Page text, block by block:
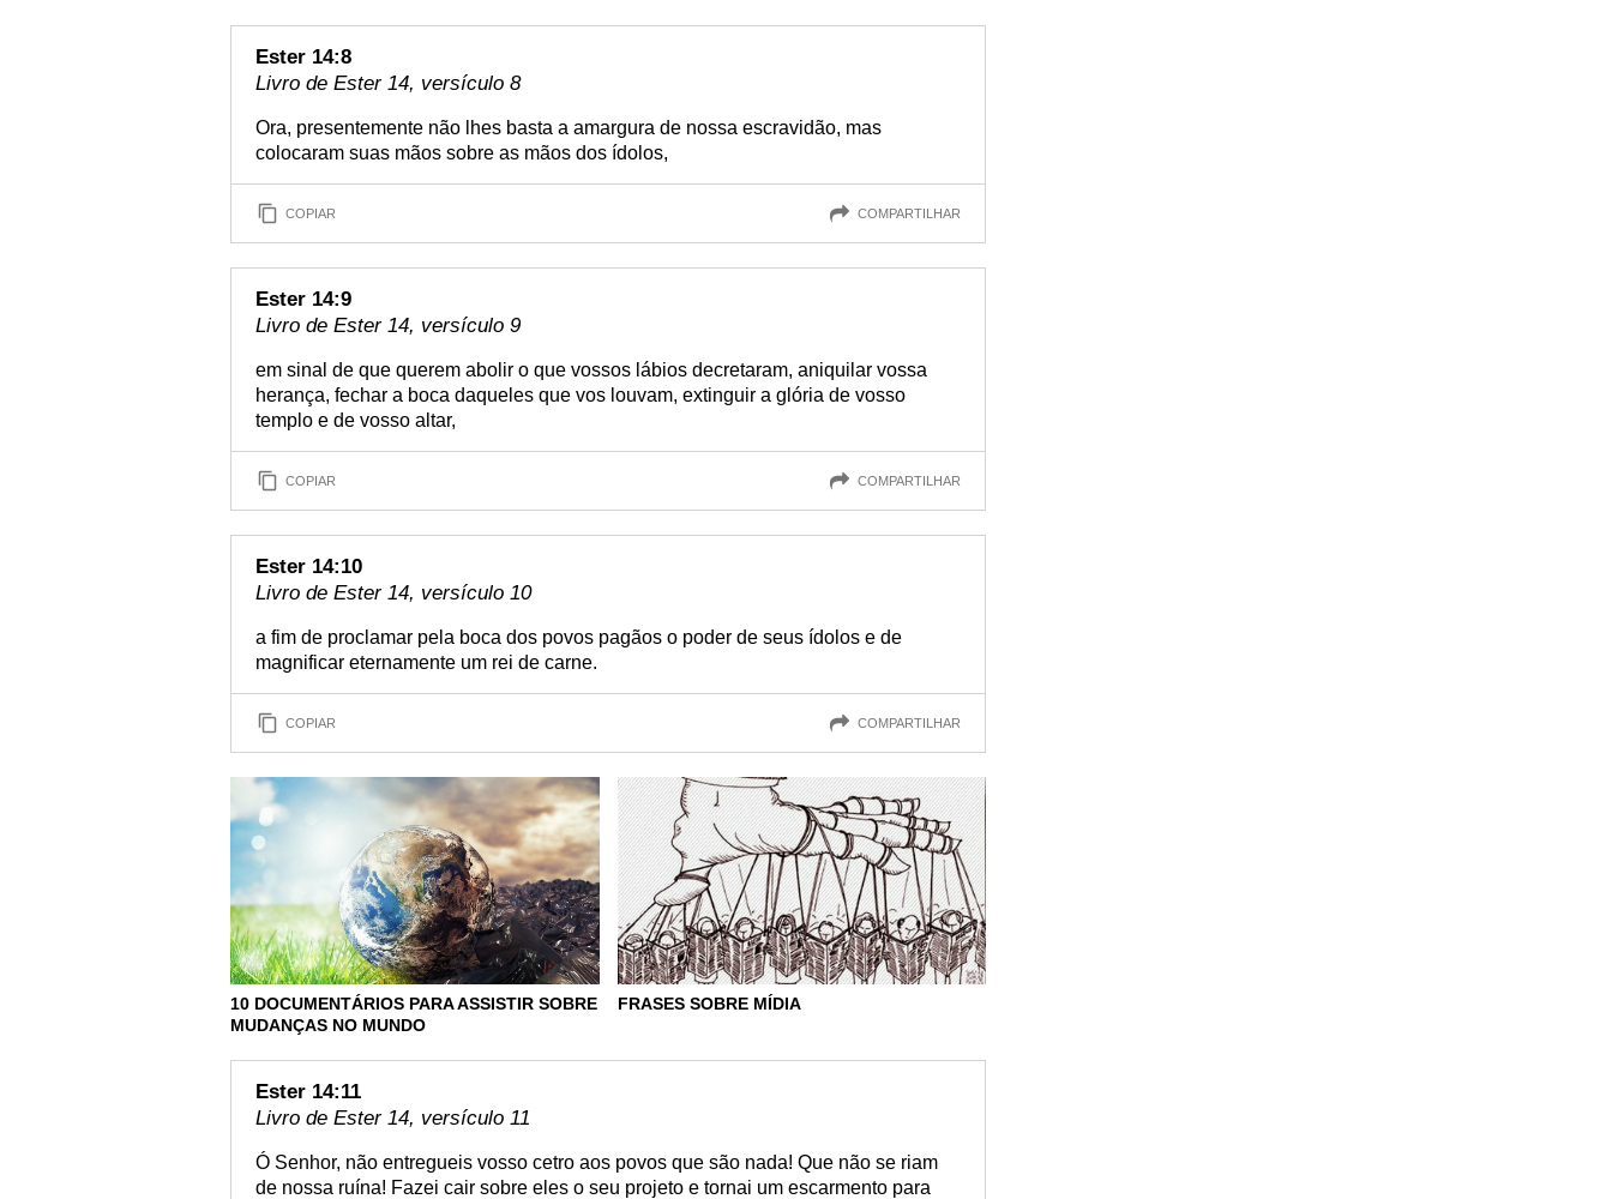
Ester 14:8
Livro de Ester 14, versículo 8
Ora, presentemente não lhes basta a amargura de nossa escravidão, mas
colocaram suas mãos sobre as mãos dos ídolos,
COPIAR COMPARTILHAR
Ester 14:9
Livro de Ester 14, versículo 9
em sinal de que querem abolir o que vossos lábios decretaram, aniquilar vossa
herança, fechar a boca daqueles que vos louvam, extinguir a glória de vosso
templo e de vosso altar,
COPIAR COMPARTILHAR
Ester 14:10
Livro de Ester 14, versículo 10
a fim de proclamar pela boca dos povos pagãos o poder de seus ídolos e de
magnificar eternamente um rei de carne.
COPIAR COMPARTILHAR
10 DOCUMENTÁRIOS PARA ASSISTIR SOBRE
MUDANÇAS NO MUNDO
FRASES SOBRE MÍDIA
Ester 14:11
Livro de Ester 14, versículo 11
Ó Senhor, não entregueis vosso cetro aos povos que são nada! Que não se riam
de nossa ruína! Fazei cair sobre eles o seu projeto e tornai um escarmento para